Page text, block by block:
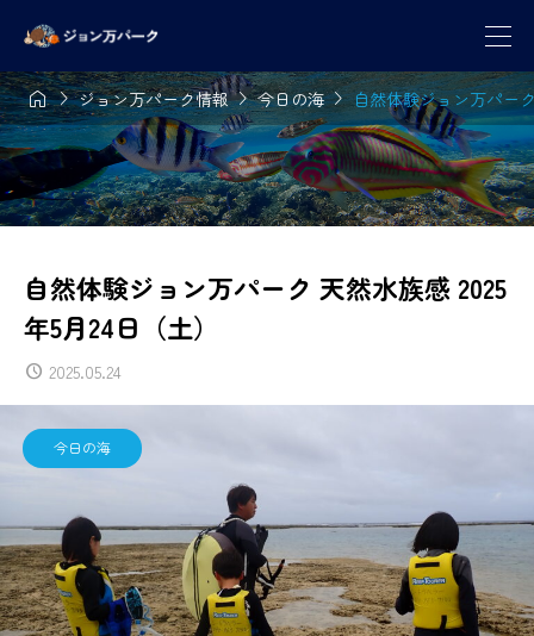
ジョン万パーク情報今日の海自然体験ジョン万パー
自然体験ジョン万パーク 天然水族感 2025
年5月24日（土）
2025.05.24
今日の海